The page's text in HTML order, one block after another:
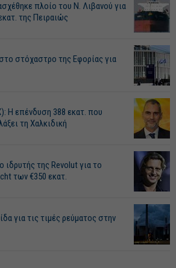
πλοίο του Ν. Λιβανού για
της Πειραιώς
στόχαστρο της Εφορίας για
Η επένδυση 388 εκατ. που
τη Χαλκιδική
ιδρυτής της Revolut για το
των €350 εκατ.
για τις τιμές ρεύματος στην